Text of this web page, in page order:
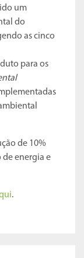
um
do
as cinco
para os
de 10%
de energia e
.